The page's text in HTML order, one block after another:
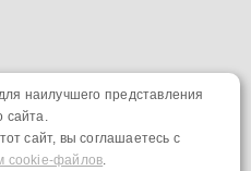
наилучшего представления
сайта.
сайт, вы соглашаетесь с
cookie-файлов.